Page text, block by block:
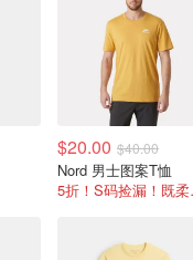
$20.00 $40.00
Nord 男士图案T恤
5折